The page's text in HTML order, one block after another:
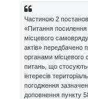
Частиною 2
«Питання посилення
місцевого
актів» передбачено
органами місцевого
питань, що
інтересів
погодження
доповнення пункту